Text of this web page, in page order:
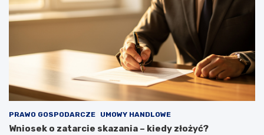
PRAWO GOSPODARCZE UMOWY HANDLOWE
Wniosek o zatarcie skazania – kiedy złożyć?